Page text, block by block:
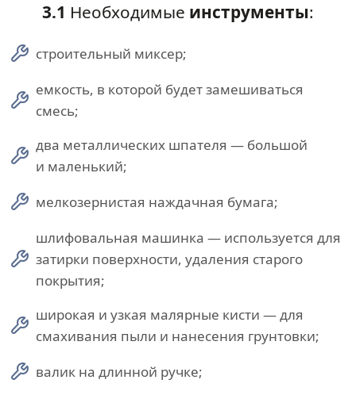
3.1 Необходимые инструменты:
строительный миксер;
емкость, в которой будет замешиваться
смесь;
два металлических шпателя — большой
и маленький;
мелкозернистая наждачная бумага;
шлифовальная машинка — используется для
затирки поверхности, удаления старого
покрытия;
широкая и узкая малярные кисти — для
смахивания пыли и нанесения грунтовки;
валик на длинной ручке;